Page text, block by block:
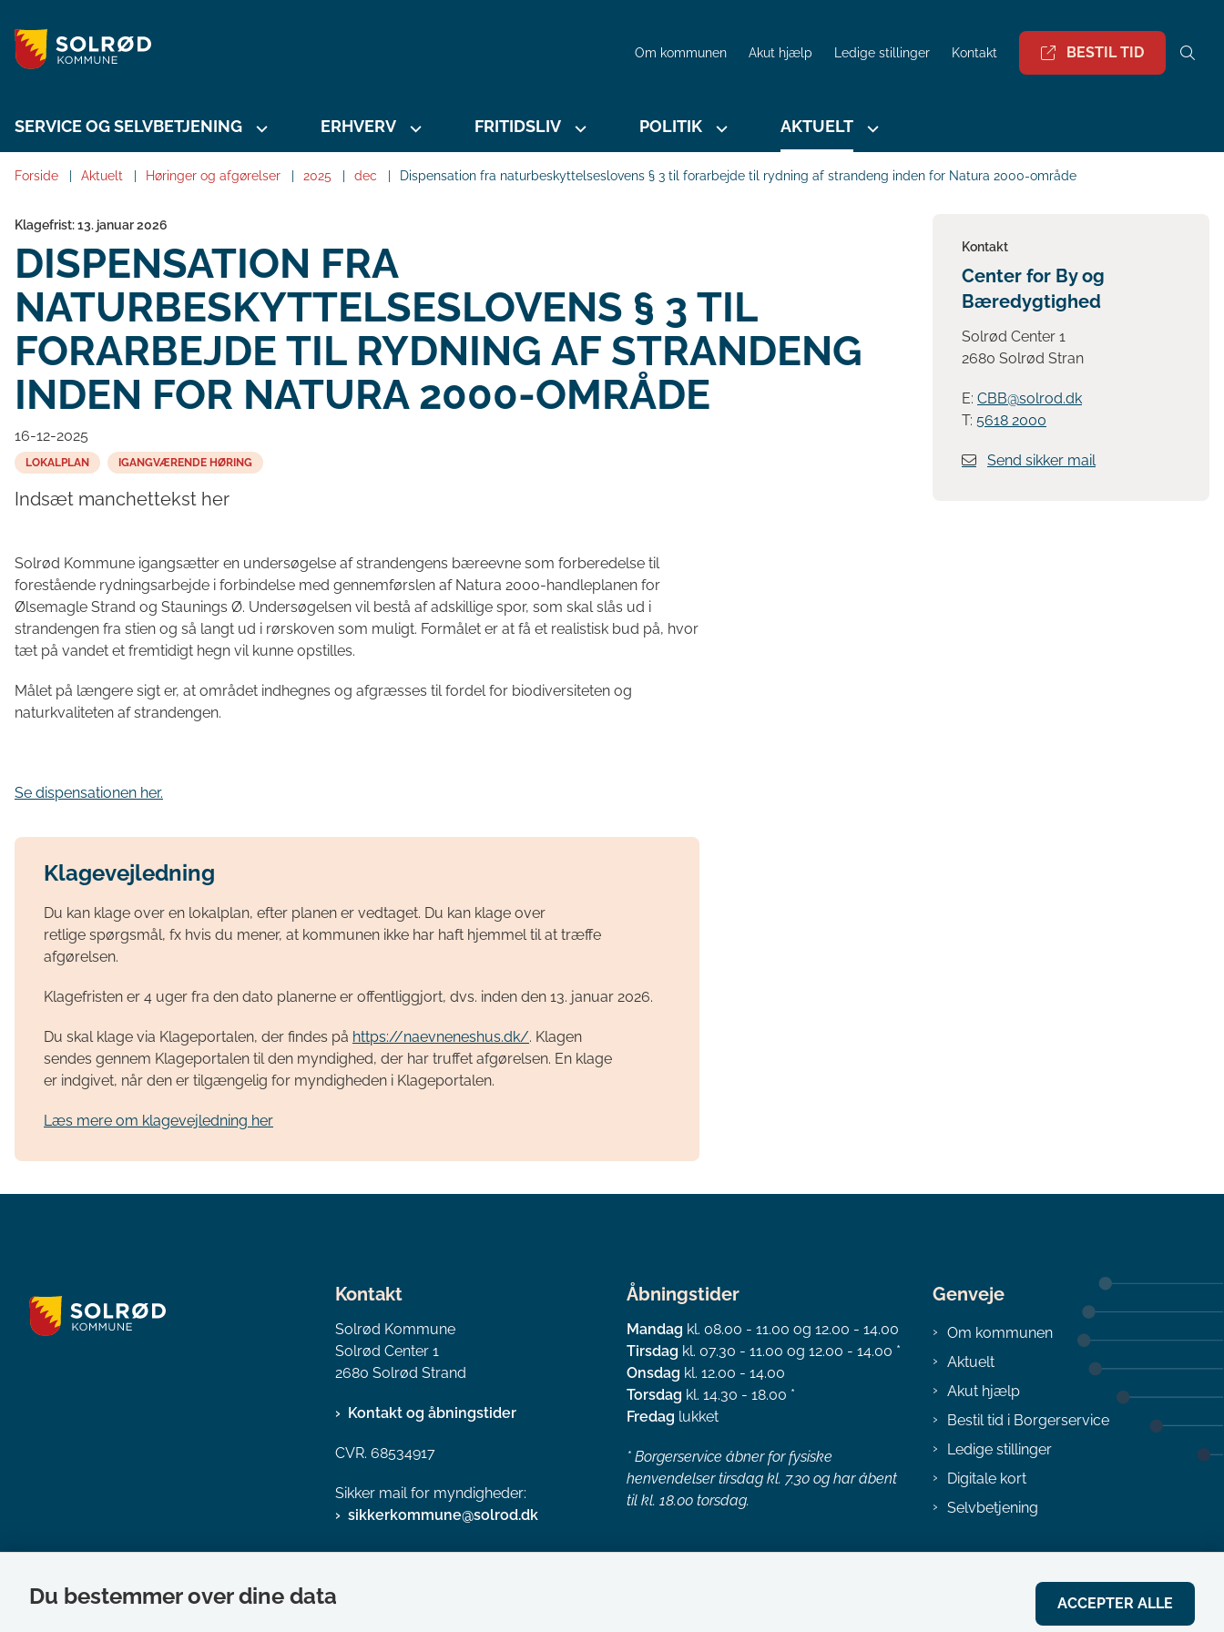
Om kommunen Akut hjælp Ledige stillinger Kontakt BESTIL TID
SERVICE OG SELVBETJENING ERHVERV FRITIDSLIV POLITIK AKTUELT
Forside Aktuelt Høringer og afgørelser 2025 dec Dispensation fra naturbeskyttelseslovens § 3 til forarbejde til rydning af strandeng inden for Natura 2000-område
Klagefrist: 13. januar 2026
DISPENSATION FRA
NATURBESKYTTELSESLOVENS § 3 TIL
FORARBEJDE TIL RYDNING AF STRANDENG
INDEN FOR NATURA 2000-OMRÅDE
16-12-2025
LOKALPLAN IGANGVÆRENDE HØRING
Indsæt manchettekst her
Solrød Kommune igangsætter en undersøgelse af strandengens bæreevne som forberedelse til
forestående rydningsarbejde i forbindelse med gennemførslen af Natura 2000-handleplanen for
Ølsemagle Strand og Staunings Ø. Undersøgelsen vil bestå af adskillige spor, som skal slås ud i
strandengen fra stien og så langt ud i rørskoven som muligt. Formålet er at få et realistisk bud på, hvor
tæt på vandet et fremtidigt hegn vil kunne opstilles.
Målet på længere sigt er, at området indhegnes og afgræsses til fordel for biodiversiteten og
naturkvaliteten af strandengen.
Se dispensationen her.
Klagevejledning
Du kan klage over en lokalplan, efter planen er vedtaget. Du kan klage over
retlige spørgsmål, fx hvis du mener, at kommunen ikke har haft hjemmel til at træffe
afgørelsen.
Klagefristen er 4 uger fra den dato planerne er offentliggjort, dvs. inden den 13. januar 2026.
Du skal klage via Klageportalen, der findes på https://naevneneshus.dk/. Klagen
sendes gennem Klageportalen til den myndighed, der har truffet afgørelsen. En klage
er indgivet, når den er tilgængelig for myndigheden i Klageportalen.
Læs mere om klagevejledning her
Kontakt
Center for By og
Bæredygtighed
Solrød Center 1
2680 Solrød Stran
E: CBB@solrod.dk
T: 5618 2000
Send sikker mail
Kontakt
Solrød Kommune
Solrød Center 1
2680 Solrød Strand
Kontakt og åbningstider
CVR. 68534917
Sikker mail for myndigheder:
sikkerkommune@solrod.dk
Åbningstider
Mandag kl. 08.00 - 11.00 og 12.00 - 14.00
Tirsdag kl. 07.30 - 11.00 og 12.00 - 14.00 *
Onsdag kl. 12.00 - 14.00
Torsdag kl. 14.30 - 18.00 *
Fredag lukket
* Borgerservice åbner for fysiske
henvendelser tirsdag kl. 7.30 og har åbent
til kl. 18.00 torsdag.
Genveje
Om kommunen
Aktuelt
Akut hjælp
Bestil tid i Borgerservice
Ledige stillinger
Digitale kort
Selvbetjening
Du bestemmer over dine data ACCEPTER ALLE